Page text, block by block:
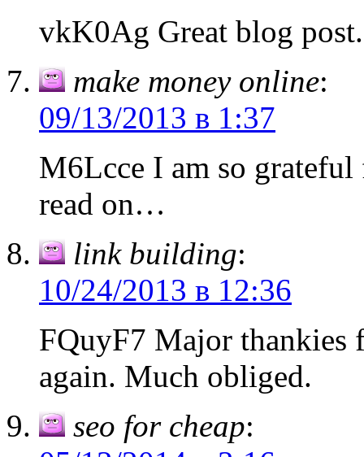
vkK0Ag Great blog
make money online:
09/13/2013 в 1:37
M6Lcce I am so
read on…
link building:
10/24/2013 в 12:36
FQuyF7 Major thankies
again. Much obliged.
seo for cheap: